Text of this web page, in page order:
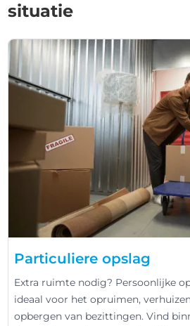
situatie
Particuliere opslag
Extra ruimte nodig? Persoonlijke
ideaal voor het opruimen,
opbergen van bezittingen. Vind